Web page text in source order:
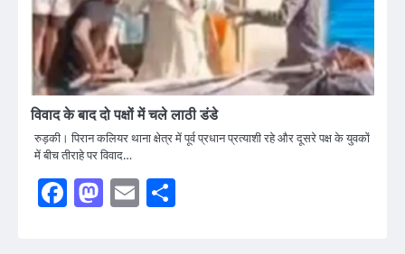
विवाद के बाद दो पक्षों में चले लाठी डंडे
रुड़की। पिरान कलियर थाना क्षेत्र में पूर्व प्रधान प्रत्याशी रहे और दूसरे पक्ष के युवकों
में बीच तीराहे पर विवाद…
Facebook
Mastodon
Email